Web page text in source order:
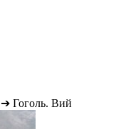
➔ Гоголь. Вий